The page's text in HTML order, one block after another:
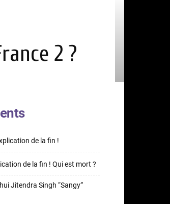
2 ?
de la fin !
de la fin ! Qui est mort ?
Jitendra Singh “Sangy”